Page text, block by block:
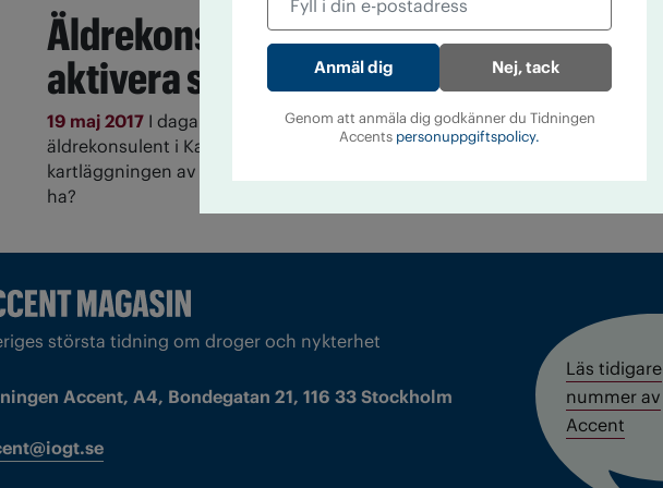
Äldrekonsulent på NBV ska
aktivera seniorer
19 maj 2017 I dagarna anställs Marita Gill som NBVs första
äldrekonsulent i Karlshamn. Men hon har redan påbörjat
kartläggningen av seniorerna på orten; vilka är de och vad vill de
ha?
största tidning om droger och nykterhet
Accent, A4, Bondegatan 21, 116 33 Stockholm
Läs tidigare
nummer av
Accent
Nej, tack
Genom att anmäla dig godkänner du Tidningen
Accents personuppgiftspolicy.